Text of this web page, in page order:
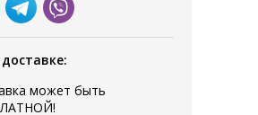
может быть